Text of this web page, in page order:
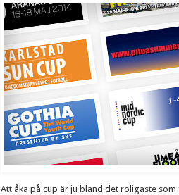
Att åka på cup är ju bland det roligaste